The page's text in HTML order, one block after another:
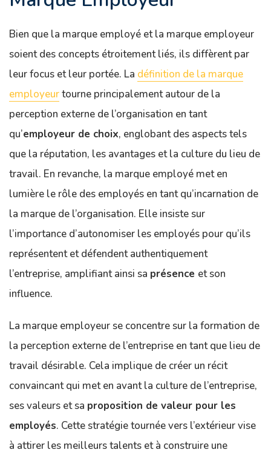
Bien que la marque employé et la marque employeur
soient des concepts étroitement liés, ils diffèrent par
leur focus et leur portée. La définition de la marque
employeurtourne principalement autour de la
perception externe de l’organisation en tant
qu’employeur de choix, englobant des aspects tels
que la réputation, les avantages et la culture du lieu de
travail. En revanche, la marque employé met en
lumière le rôle des employés en tant qu’incarnation de
la marque de l’organisation. Elle insiste sur
l’importance d’autonomiser les employés pour qu’ils
représentent et défendent authentiquement
l’entreprise, amplifiant ainsi sa présence et son
influence.
La marque employeur se concentre sur la formation de
la perception externe de l’entreprise en tant que lieu de
travail désirable. Cela implique de créer un récit
convaincant qui met en avant la culture de l’entreprise,
ses valeurs et sa proposition de valeur pour les
employés. Cette stratégie tournée vers l’extérieur vise
à attirer les meilleurs talents et à construire une